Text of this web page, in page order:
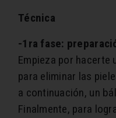
Técnica
-1ra fase:
Empieza por hacerte
para eliminar las
a continuación, un
Finalmente, para